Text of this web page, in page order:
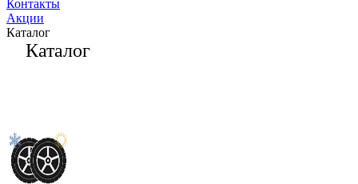
Контакты
Акции
Каталог
Каталог